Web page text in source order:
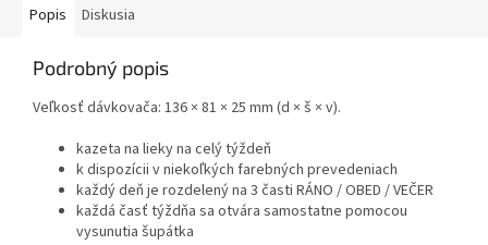
Popis Diskusia
Podrobný popis
Veľkosť dávkovača: 136 × 81 × 25 mm (d × š × v).
kazeta na lieky na celý týždeň
k dispozícii v niekoľkých farebných prevedeniach
každý deň je rozdelený na 3 časti RÁNO / OBED / VEČER
každá časť týždňa sa otvára samostatne pomocou
vysunutia šupátka